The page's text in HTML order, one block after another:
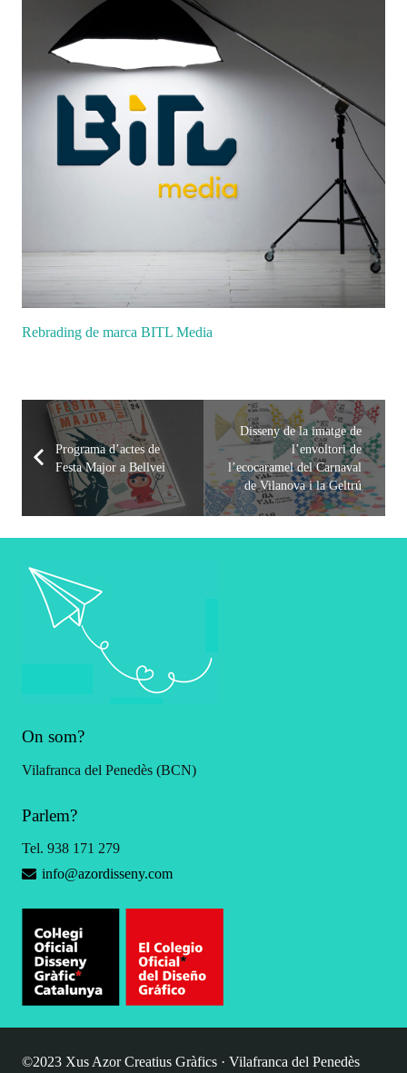
Rebrading de marca BITL Media
Programa d’actes de
Festa Major a Bellvei
Disseny de la imatge de
l’envoltori de
l’ecocaramel del Carnaval
de Vilanova i la Geltrú
On som?
Vilafranca del Penedès (BCN)
Parlem?
Tel. 938 171 279
info@azordisseny.com
©2023 Xus Azor Creatius Gràfics · Vilafranca del Penedès